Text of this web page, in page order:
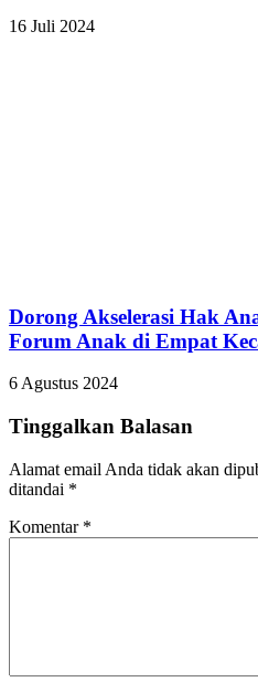
16 Juli 2024
Dorong Akselerasi Hak
Forum Anak di Empat
6 Agustus 2024
Tinggalkan Balasan
Alamat email Anda tidak akan
ditandai *
Komentar *